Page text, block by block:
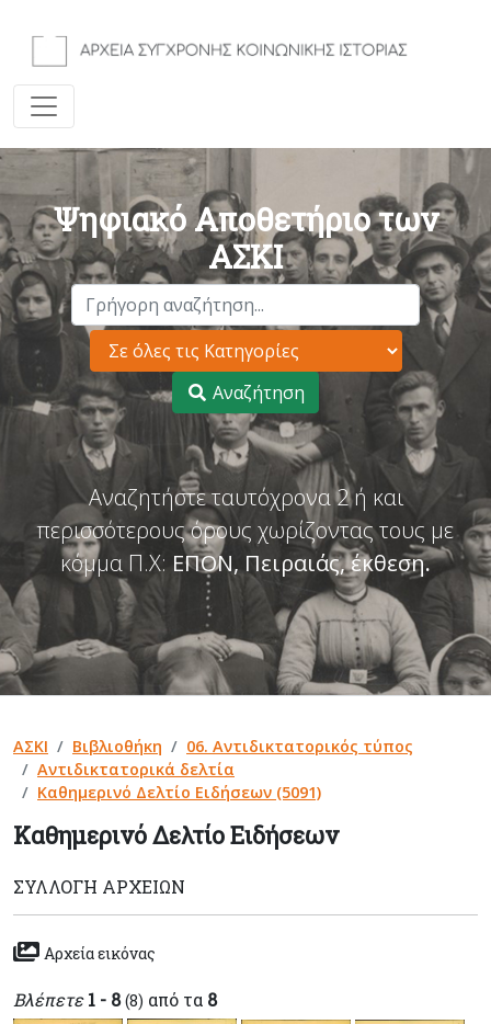
Ψηφιακό Αποθετήριο των
ΑΣΚΙ
Αναζήτηση
Αναζητήστε ταυτόχρονα 2 ή και
περισσότερους όρους χωρίζοντας τους με
κόμμα Π.Χ: ΕΠΟΝ, Πειραιάς, έκθεση.
ΑΣΚΙ Βιβλιοθήκη
06. Αντιδικτατορικός τύπος
Αντιδικτατορικά δελτία
Καθημερινό Δελτίο Ειδήσεων (5091)
Καθημερινό Δελτίο Ειδήσεων
ΣΥΛΛΟΓΉ ΑΡΧΕΊΩΝ
Αρχεία εικόνας
Βλέπετε 1 - 8 (8) από τα 8